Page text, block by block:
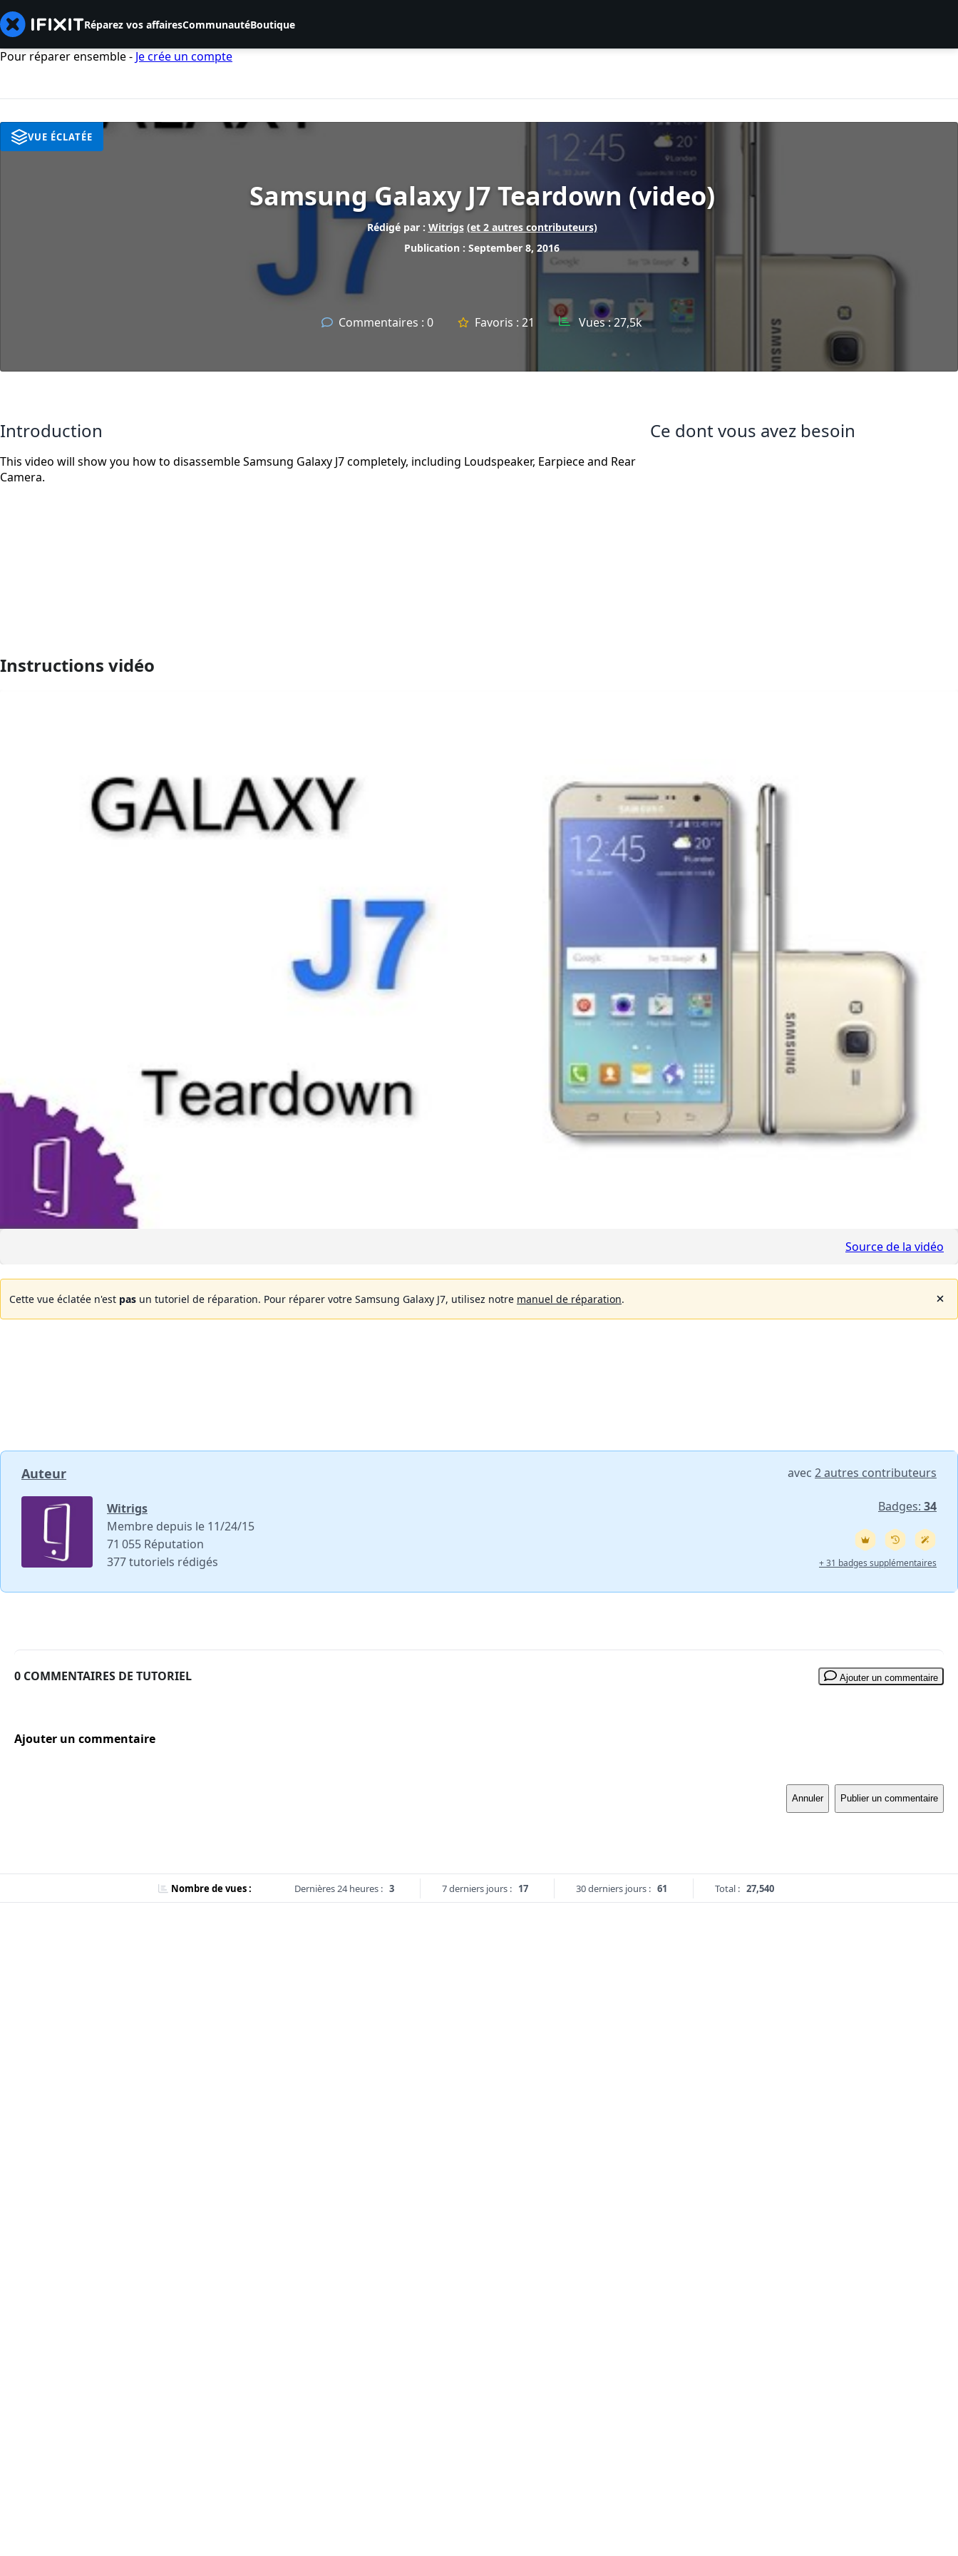
Réparez vos affairesCommunautéBoutique
Pour réparer ensemble - Je crée un compte
Samsung Galaxy J7 Teardown (video)
Rédigé par : Witrigs (et 2 autres contributeurs)
Publication : September 8, 2016
Commentaires : 0 Favoris : 21 Vues :27,5k
VUE ÉCLATÉE
Introduction
This video will show you how to disassemble Samsung Galaxy J7 completely, including Loudspeaker, Earpiece and Rear
Camera.
Ce dont vous avez besoin
Instructions vidéo
Source de la vidéo
Cette vue éclatée n'est pas un tutoriel de réparation. Pour réparer votre Samsung Galaxy J7, utilisez notre manuel de réparation.
Auteur avec 2 autres contributeurs
Witrigs
Membre depuis le 11/24/15
71 055 Réputation
377 tutoriels rédigés
Badges: 34
+ 31 badges supplémentaires
0 COMMENTAIRES DE TUTORIEL Ajouter un commentaire
Ajouter un commentaire
Annuler Publier un commentaire
Nombre de vues : Dernières 24 heures : 3 7 derniers jours : 17 30 derniers jours : 61 Total : 27,540